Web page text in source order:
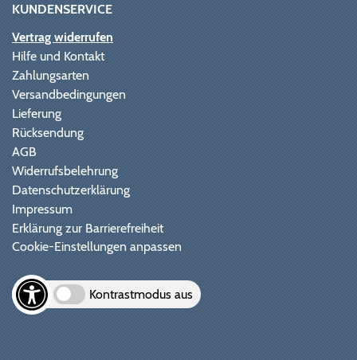
KUNDENSERVICE
Vertrag widerrufen
Hilfe und Kontakt
Zahlungsarten
Versandbedingungen
Lieferung
Rücksendung
AGB
Widerrufsbelehrung
Datenschutzerklärung
Impressum
Erklärung zur Barrierefreiheit
Cookie-Einstellungen anpassen
Kontrastmodus aus